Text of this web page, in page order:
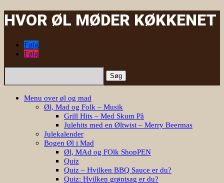
HVOR ØL MØDER KØKKENET
Følg
Følg
Søg
Menu over øl og mad
Øl, Mad og Folk – Musik
Grill Hits – Med Skum På
Julehits med en Øltwist – Merry Beermas
Julekalender
Bogen Øl i Mad
Øl, MAd og FOlk ShopPEN
Quiz
Quiz – Hvilken BBQ Sauce er du?
Quiz: Hvilken grøntsag er du?